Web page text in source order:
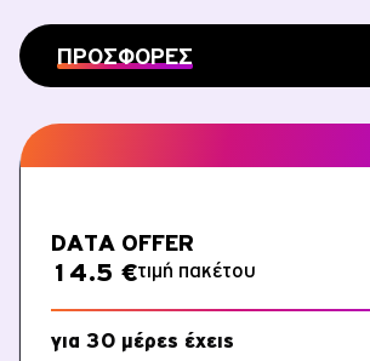
CU AROUND
ΕΛΑ ΣΤΟ CU
ΠΡΟΣΦΟΡΕΣ
DATA OFFER
14.5 €τιμή πακέτου
για 30 μέρες έχεις